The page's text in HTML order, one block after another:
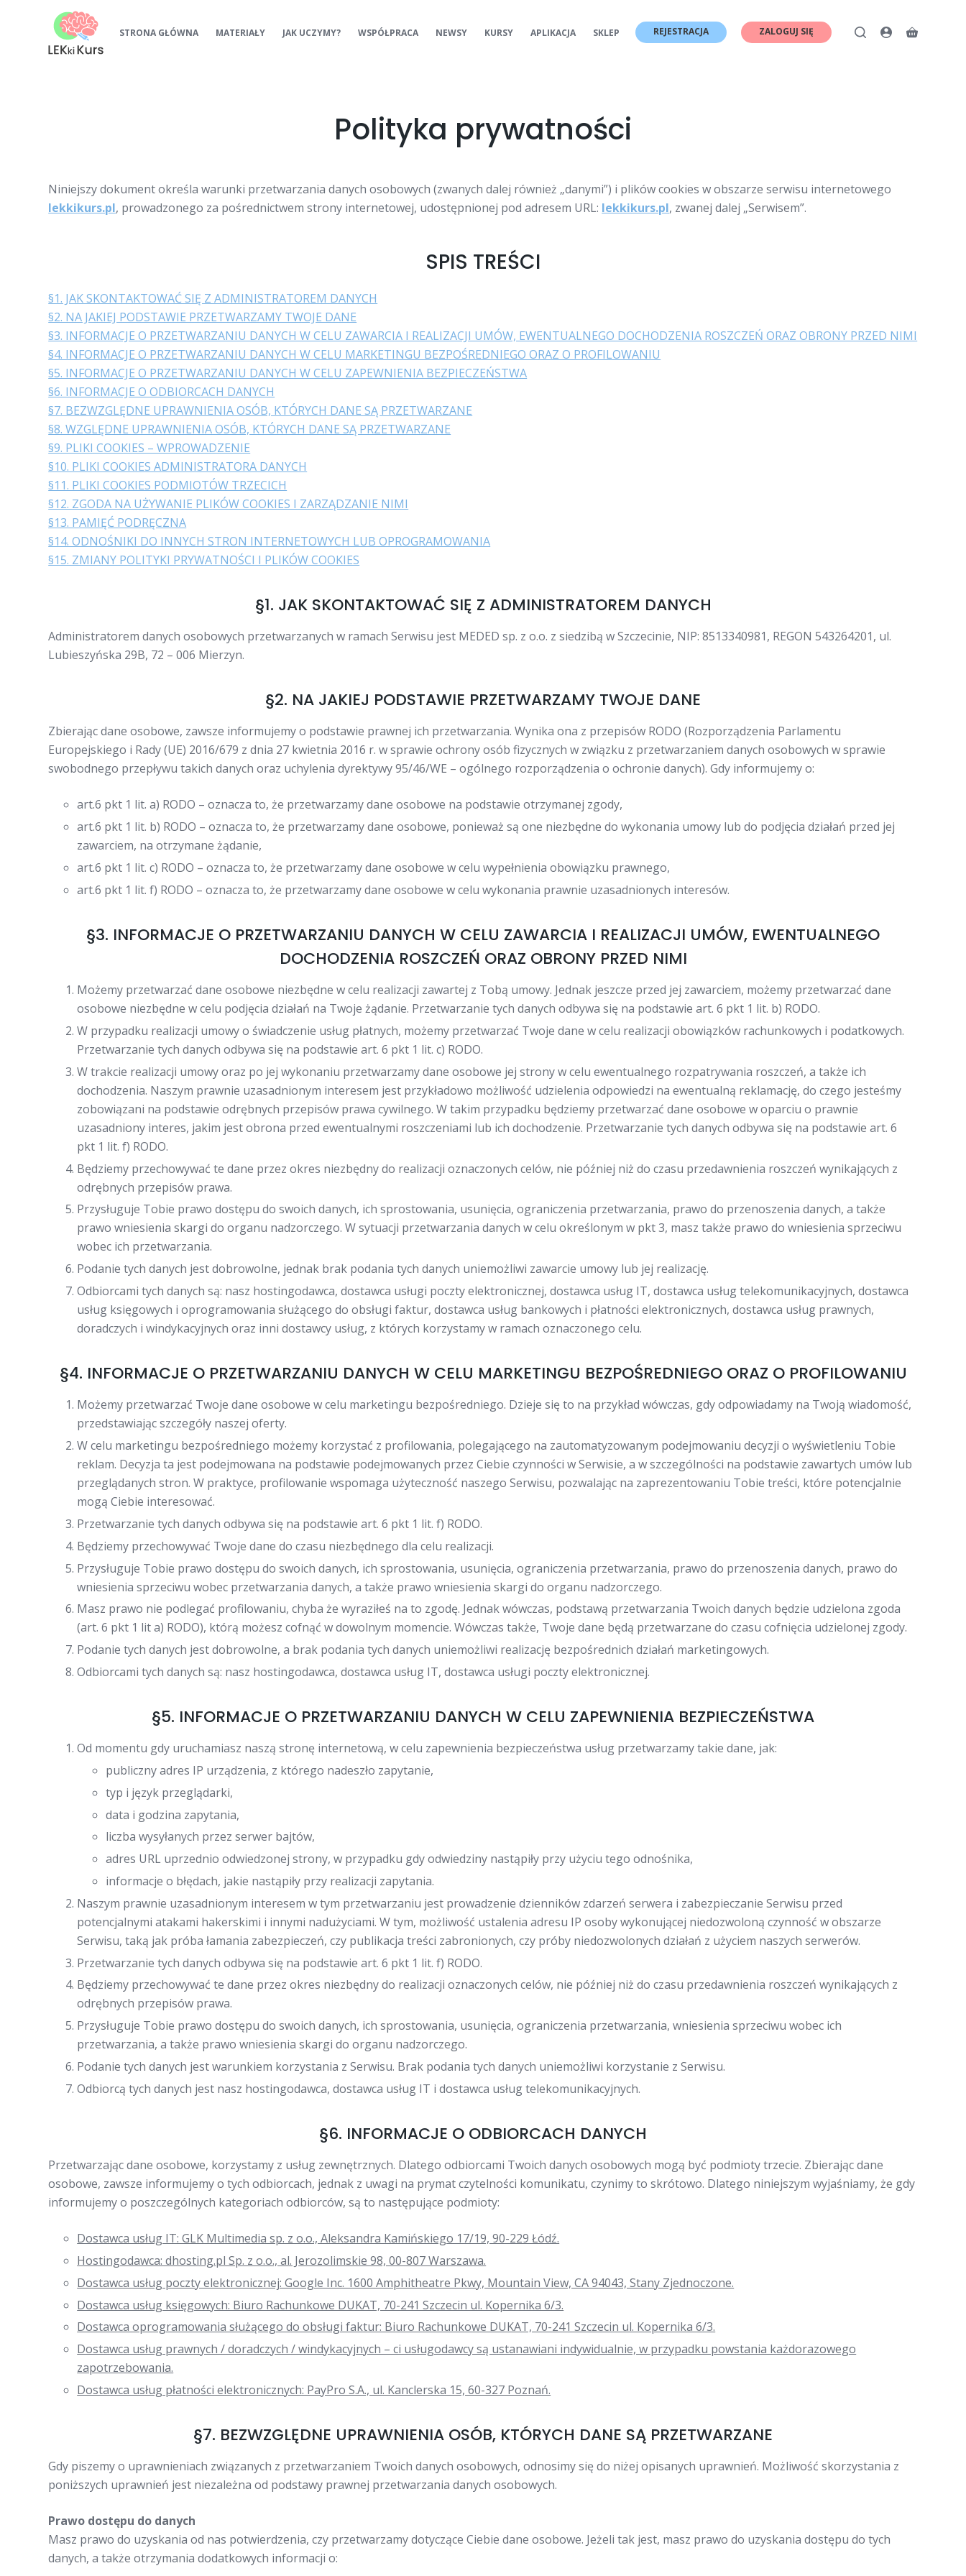
STRONA GŁÓWNA MATERIAŁY JAK UCZYMY? WSPÓŁPRACA NEWSY KURSY APLIKACJA SKLEP REJESTRACJA ZALOGUJ SIĘ
Koszyk
Polityka prywatności
Niniejszy dokument określa warunki przetwarzania danych osobowych (zwanych dalej również „danymi”) i plików cookies w obszarze serwisu internetowego
lekkikurs.pl, prowadzonego za pośrednictwem strony internetowej, udostępnionej pod adresem URL: lekkikurs.pl, zwanej dalej „Serwisem”.
SPIS TREŚCI
§1. JAK SKONTAKTOWAĆ SIĘ Z ADMINISTRATOREM DANYCH
§2. NA JAKIEJ PODSTAWIE PRZETWARZAMY TWOJE DANE
§3. INFORMACJE O PRZETWARZANIU DANYCH W CELU ZAWARCIA I REALIZACJI UMÓW, EWENTUALNEGO DOCHODZENIA ROSZCZEŃ ORAZ OBRONY PRZED NIMI
§4. INFORMACJE O PRZETWARZANIU DANYCH W CELU MARKETINGU BEZPOŚREDNIEGO ORAZ O PROFILOWANIU
§5. INFORMACJE O PRZETWARZANIU DANYCH W CELU ZAPEWNIENIA BEZPIECZEŃSTWA
§6. INFORMACJE O ODBIORCACH DANYCH
§7. BEZWZGLĘDNE UPRAWNIENIA OSÓB, KTÓRYCH DANE SĄ PRZETWARZANE
§8. WZGLĘDNE UPRAWNIENIA OSÓB, KTÓRYCH DANE SĄ PRZETWARZANE
§9. PLIKI COOKIES – WPROWADZENIE
§10. PLIKI COOKIES ADMINISTRATORA DANYCH
§11. PLIKI COOKIES PODMIOTÓW TRZECICH
§12. ZGODA NA UŻYWANIE PLIKÓW COOKIES I ZARZĄDZANIE NIMI
§13. PAMIĘĆ PODRĘCZNA
§14. ODNOŚNIKI DO INNYCH STRON INTERNETOWYCH LUB OPROGRAMOWANIA
§15. ZMIANY POLITYKI PRYWATNOŚCI I PLIKÓW COOKIES
§1. JAK SKONTAKTOWAĆ SIĘ Z ADMINISTRATOREM DANYCH
Administratorem danych osobowych przetwarzanych w ramach Serwisu jest MEDED sp. z o.o. z siedzibą w Szczecinie, NIP: 8513340981, REGON 543264201, ul.
Lubieszyńska 29B, 72 – 006 Mierzyn.
§2. NA JAKIEJ PODSTAWIE PRZETWARZAMY TWOJE DANE
Zbierając dane osobowe, zawsze informujemy o podstawie prawnej ich przetwarzania. Wynika ona z przepisów RODO (Rozporządzenia Parlamentu
Europejskiego i Rady (UE) 2016/679 z dnia 27 kwietnia 2016 r. w sprawie ochrony osób fizycznych w związku z przetwarzaniem danych osobowych w sprawie
swobodnego przepływu takich danych oraz uchylenia dyrektywy 95/46/WE – ogólnego rozporządzenia o ochronie danych). Gdy informujemy o:
art.6 pkt 1 lit. a) RODO – oznacza to, że przetwarzamy dane osobowe na podstawie otrzymanej zgody,
art.6 pkt 1 lit. b) RODO – oznacza to, że przetwarzamy dane osobowe, ponieważ są one niezbędne do wykonania umowy lub do podjęcia działań przed jej
zawarciem, na otrzymane żądanie,
art.6 pkt 1 lit. c) RODO – oznacza to, że przetwarzamy dane osobowe w celu wypełnienia obowiązku prawnego,
art.6 pkt 1 lit. f) RODO – oznacza to, że przetwarzamy dane osobowe w celu wykonania prawnie uzasadnionych interesów.
§3. INFORMACJE O PRZETWARZANIU DANYCH W CELU ZAWARCIA I REALIZACJI UMÓW, EWENTUALNEGO
DOCHODZENIA ROSZCZEŃ ORAZ OBRONY PRZED NIMI
Możemy przetwarzać dane osobowe niezbędne w celu realizacji zawartej z Tobą umowy. Jednak jeszcze przed jej zawarciem, możemy przetwarzać dane
osobowe niezbędne w celu podjęcia działań na Twoje żądanie. Przetwarzanie tych danych odbywa się na podstawie art. 6 pkt 1 lit. b) RODO.
W przypadku realizacji umowy o świadczenie usług płatnych, możemy przetwarzać Twoje dane w celu realizacji obowiązków rachunkowych i podatkowych.
Przetwarzanie tych danych odbywa się na podstawie art. 6 pkt 1 lit. c) RODO.
W trakcie realizacji umowy oraz po jej wykonaniu przetwarzamy dane osobowe jej strony w celu ewentualnego rozpatrywania roszczeń, a także ich
dochodzenia. Naszym prawnie uzasadnionym interesem jest przykładowo możliwość udzielenia odpowiedzi na ewentualną reklamację, do czego jesteśmy
zobowiązani na podstawie odrębnych przepisów prawa cywilnego. W takim przypadku będziemy przetwarzać dane osobowe w oparciu o prawnie
uzasadniony interes, jakim jest obrona przed ewentualnymi roszczeniami lub ich dochodzenie. Przetwarzanie tych danych odbywa się na podstawie art. 6
pkt 1 lit. f) RODO.
Będziemy przechowywać te dane przez okres niezbędny do realizacji oznaczonych celów, nie później niż do czasu przedawnienia roszczeń wynikających z
odrębnych przepisów prawa.
Przysługuje Tobie prawo dostępu do swoich danych, ich sprostowania, usunięcia, ograniczenia przetwarzania, prawo do przenoszenia danych, a także
prawo wniesienia skargi do organu nadzorczego. W sytuacji przetwarzania danych w celu określonym w pkt 3, masz także prawo do wniesienia sprzeciwu
wobec ich przetwarzania.
Podanie tych danych jest dobrowolne, jednak brak podania tych danych uniemożliwi zawarcie umowy lub jej realizację.
Odbiorcami tych danych są: nasz hostingodawca, dostawca usługi poczty elektronicznej, dostawca usług IT, dostawca usług telekomunikacyjnych, dostawca
usług księgowych i oprogramowania służącego do obsługi faktur, dostawca usług bankowych i płatności elektronicznych, dostawca usług prawnych,
doradczych i windykacyjnych oraz inni dostawcy usług, z których korzystamy w ramach oznaczonego celu.
§4. INFORMACJE O PRZETWARZANIU DANYCH W CELU MARKETINGU BEZPOŚREDNIEGO ORAZ O PROFILOWANIU
Możemy przetwarzać Twoje dane osobowe w celu marketingu bezpośredniego. Dzieje się to na przykład wówczas, gdy odpowiadamy na Twoją wiadomość,
przedstawiając szczegóły naszej oferty.
W celu marketingu bezpośredniego możemy korzystać z profilowania, polegającego na zautomatyzowanym podejmowaniu decyzji o wyświetleniu Tobie
reklam. Decyzja ta jest podejmowana na podstawie podejmowanych przez Ciebie czynności w Serwisie, a w szczególności na podstawie zawartych umów lub
przeglądanych stron. W praktyce, profilowanie wspomaga użyteczność naszego Serwisu, pozwalając na zaprezentowaniu Tobie treści, które potencjalnie
mogą Ciebie interesować.
Przetwarzanie tych danych odbywa się na podstawie art. 6 pkt 1 lit. f) RODO.
Będziemy przechowywać Twoje dane do czasu niezbędnego dla celu realizacji.
Przysługuje Tobie prawo dostępu do swoich danych, ich sprostowania, usunięcia, ograniczenia przetwarzania, prawo do przenoszenia danych, prawo do
wniesienia sprzeciwu wobec przetwarzania danych, a także prawo wniesienia skargi do organu nadzorczego.
Masz prawo nie podlegać profilowaniu, chyba że wyraziłeś na to zgodę. Jednak wówczas, podstawą przetwarzania Twoich danych będzie udzielona zgoda
(art. 6 pkt 1 lit a) RODO), którą możesz cofnąć w dowolnym momencie. Wówczas także, Twoje dane będą przetwarzane do czasu cofnięcia udzielonej zgody.
Podanie tych danych jest dobrowolne, a brak podania tych danych uniemożliwi realizację bezpośrednich działań marketingowych.
Odbiorcami tych danych są: nasz hostingodawca, dostawca usług IT, dostawca usługi poczty elektronicznej.
§5. INFORMACJE O PRZETWARZANIU DANYCH W CELU ZAPEWNIENIA BEZPIECZEŃSTWA
Od momentu gdy uruchamiasz naszą stronę internetową, w celu zapewnienia bezpieczeństwa usług przetwarzamy takie dane, jak:
publiczny adres IP urządzenia, z którego nadeszło zapytanie,
typ i język przeglądarki,
data i godzina zapytania,
liczba wysyłanych przez serwer bajtów,
adres URL uprzednio odwiedzonej strony, w przypadku gdy odwiedziny nastąpiły przy użyciu tego odnośnika,
informacje o błędach, jakie nastąpiły przy realizacji zapytania.
Naszym prawnie uzasadnionym interesem w tym przetwarzaniu jest prowadzenie dzienników zdarzeń serwera i zabezpieczanie Serwisu przed
potencjalnymi atakami hakerskimi i innymi nadużyciami. W tym, możliwość ustalenia adresu IP osoby wykonującej niedozwoloną czynność w obszarze
Serwisu, taką jak próba łamania zabezpieczeń, czy publikacja treści zabronionych, czy próby niedozwolonych działań z użyciem naszych serwerów.
Przetwarzanie tych danych odbywa się na podstawie art. 6 pkt 1 lit. f) RODO.
Będziemy przechowywać te dane przez okres niezbędny do realizacji oznaczonych celów, nie później niż do czasu przedawnienia roszczeń wynikających z
odrębnych przepisów prawa.
Przysługuje Tobie prawo dostępu do swoich danych, ich sprostowania, usunięcia, ograniczenia przetwarzania, wniesienia sprzeciwu wobec ich
przetwarzania, a także prawo wniesienia skargi do organu nadzorczego.
Podanie tych danych jest warunkiem korzystania z Serwisu. Brak podania tych danych uniemożliwi korzystanie z Serwisu.
Odbiorcą tych danych jest nasz hostingodawca, dostawca usług IT i dostawca usług telekomunikacyjnych.
§6. INFORMACJE O ODBIORCACH DANYCH
Przetwarzając dane osobowe, korzystamy z usług zewnętrznych. Dlatego odbiorcami Twoich danych osobowych mogą być podmioty trzecie. Zbierając dane
osobowe, zawsze informujemy o tych odbiorcach, jednak z uwagi na prymat czytelności komunikatu, czynimy to skrótowo. Dlatego niniejszym wyjaśniamy, że gdy
informujemy o poszczególnych kategoriach odbiorców, są to następujące podmioty:
Dostawca usług IT: GLK Multimedia sp. z o.o., Aleksandra Kamińskiego 17/19, 90-229 Łódź.
Hostingodawca: dhosting.pl Sp. z o.o., al. Jerozolimskie 98, 00-807 Warszawa.
Dostawca usług poczty elektronicznej: Google Inc. 1600 Amphitheatre Pkwy, Mountain View, CA 94043, Stany Zjednoczone.
Dostawca usług księgowych: Biuro Rachunkowe DUKAT, 70-241 Szczecin ul. Kopernika 6/3.
Dostawca oprogramowania służącego do obsługi faktur: Biuro Rachunkowe DUKAT, 70-241 Szczecin ul. Kopernika 6/3.
Dostawca usług prawnych / doradczych / windykacyjnych – ci usługodawcy są ustanawiani indywidualnie, w przypadku powstania każdorazowego
zapotrzebowania.
Dostawca usług płatności elektronicznych: PayPro S.A., ul. Kanclerska 15, 60-327 Poznań.
§7. BEZWZGLĘDNE UPRAWNIENIA OSÓB, KTÓRYCH DANE SĄ PRZETWARZANE
Gdy piszemy o uprawnieniach związanych z przetwarzaniem Twoich danych osobowych, odnosimy się do niżej opisanych uprawnień. Możliwość skorzystania z
poniższych uprawnień jest niezależna od podstawy prawnej przetwarzania danych osobowych.
Prawo dostępu do danych
Masz prawo do uzyskania od nas potwierdzenia, czy przetwarzamy dotyczące Ciebie dane osobowe. Jeżeli tak jest, masz prawo do uzyskania dostępu do tych
danych, a także otrzymania dodatkowych informacji o: